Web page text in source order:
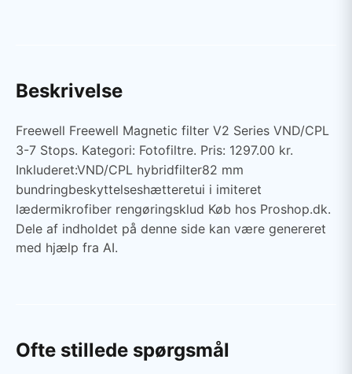
Beskrivelse
Freewell Freewell Magnetic filter V2 Series VND/CPL
3-7 Stops. Kategori: Fotofiltre. Pris: 1297.00 kr.
Inkluderet:VND/CPL hybridfilter82 mm
bundringbeskyttelseshætteretui i imiteret
lædermikrofiber rengøringsklud Køb hos Proshop.dk.
Dele af indholdet på denne side kan være genereret
med hjælp fra AI.
Ofte stillede spørgsmål